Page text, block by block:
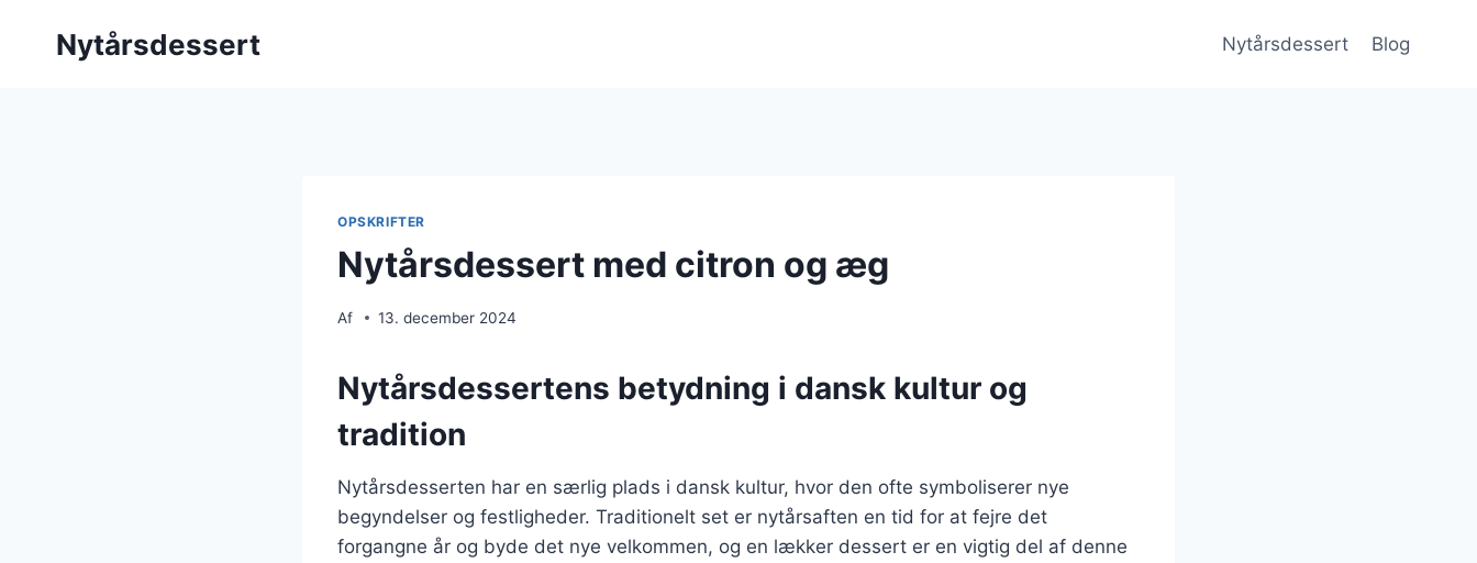
Nytårsdessert Nytårsdessert Blog
OPSKRIFTER
Nytårsdessert med citron og æg
Af 13. december 2024
Nytårsdessertens betydning i dansk kultur og
tradition
Nytårsdesserten har en særlig plads i dansk kultur, hvor den ofte symboliserer nye
begyndelser og festligheder. Traditionelt set er nytårsaften en tid for at fejre det
forgangne år og byde det nye velkommen, og en lækker dessert er en vigtig del af denne